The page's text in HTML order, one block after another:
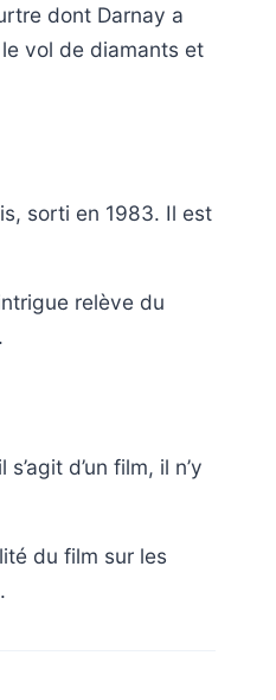
dont Darnay a
vol de diamants et
sorti en 1983. Il est
relève du
d’un film, il n’y
du film sur les